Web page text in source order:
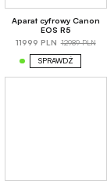
Aparat cyfrowy Canon
EOS R5
11999 PLN 12989 PLN
SPRAWDŹ